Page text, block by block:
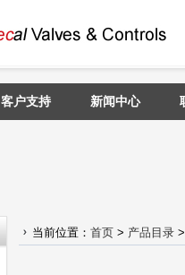
客户支持 新闻中心
当前位置： 首页 > 产品目录